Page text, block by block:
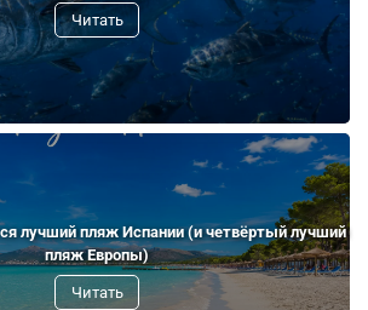
Читать
лучший пляж Испании (и четвёртый лучший
пляж Европы)
Читать